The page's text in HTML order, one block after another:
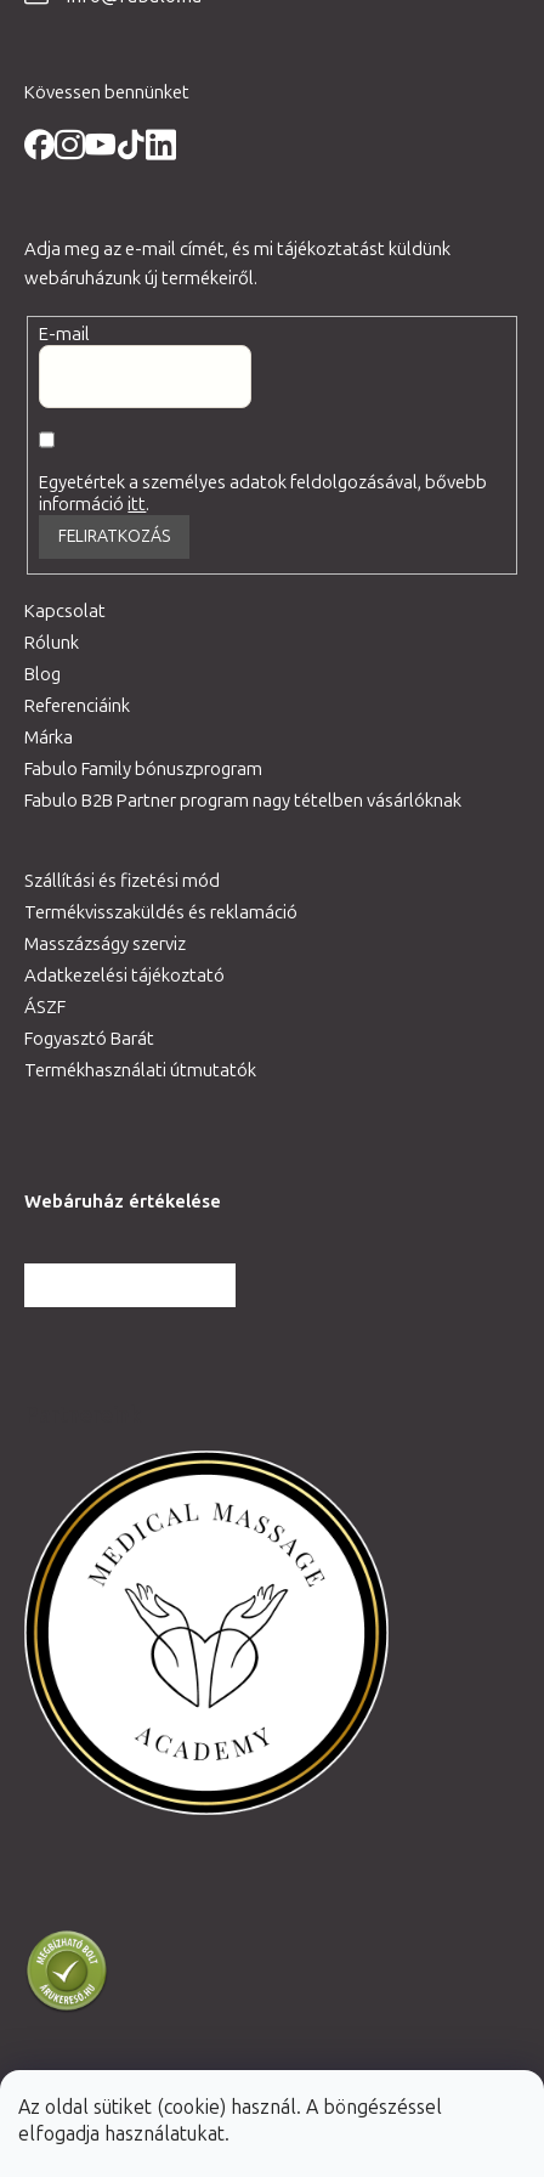
Az oldal sütiket (cookie) használ. A böngészéssel
elfogadja használatukat.
Kövessen bennünket
Adja meg az e-mail címét, és mi tájékoztatást küldünk
webáruházunk új termékeiről.
E-mail
Egyetértek a személyes adatok feldolgozásával, bővebb
információitt.
FELIRATKOZÁS
Kapcsolat
Rólunk
Blog
Referenciáink
Márka
Fabulo Family bónuszprogram
Fabulo B2B Partner program nagy tételben vásárlóknak
Szállítási és fizetési mód
Termékvisszaküldés és reklamáció
Masszázságy szerviz
Adatkezelési tájékoztató
ÁSZF
Fogyasztó Barát
Termékhasználati útmutatók
Webáruház értékelése
Shoptet Premium készítette